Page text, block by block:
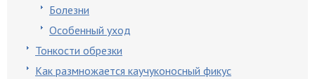
Болезни
Особенный уход
Тонкости обрезки
Как размножается каучуконосный фикус